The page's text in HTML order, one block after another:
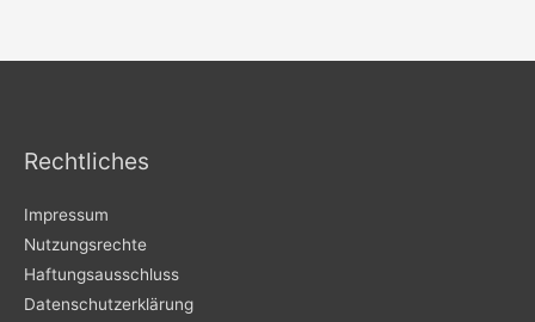
Rechtliches
Impressum
Nutzungsrechte
Haftungsausschluss
Datenschutzerklärung